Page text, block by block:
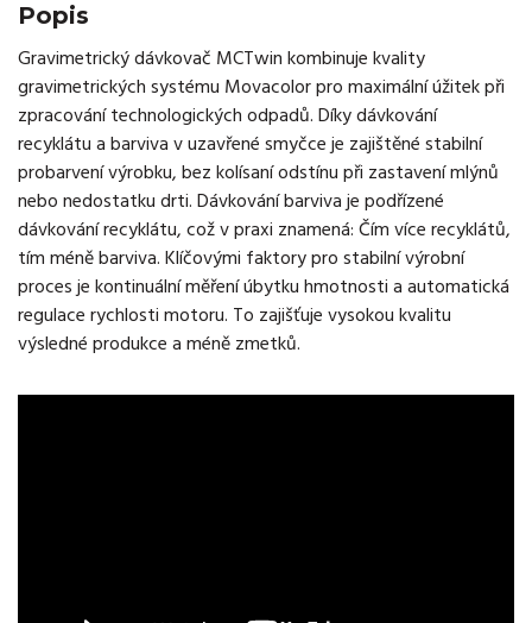
Popis
Gravimetrický dávkovač MCTwin kombinuje kvality
gravimetrických systému Movacolor pro maximální úžitek při
zpracování technologických odpadů. Díky dávkování
recyklátu a barviva v uzavřené smyčce je zajištěné stabilní
probarvení výrobku, bez kolísaní odstínu při zastavení mlýnů
nebo nedostatku drti. Dávkování barviva je podřízené
dávkování recyklátu, což v praxi znamená: Čím více recyklátů,
tím méně barviva. Klíčovými faktory pro stabilní výrobní
proces je kontinuální měření úbytku hmotnosti a automatická
regulace rychlosti motoru. To zajišťuje vysokou kvalitu
výsledné produkce a méně zmetků.